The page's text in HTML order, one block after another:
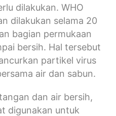
dilakukan. WHO
dilakukan selama 20
bagian permukaan
bersih. Hal tersebut
partikel virus
air dan sabun.
dan air bersih,
digunakan untuk